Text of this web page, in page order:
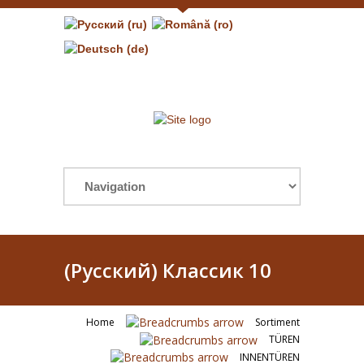
(Русский) Классик 10
Home
Sortiment
TÜREN
INNENTÜREN